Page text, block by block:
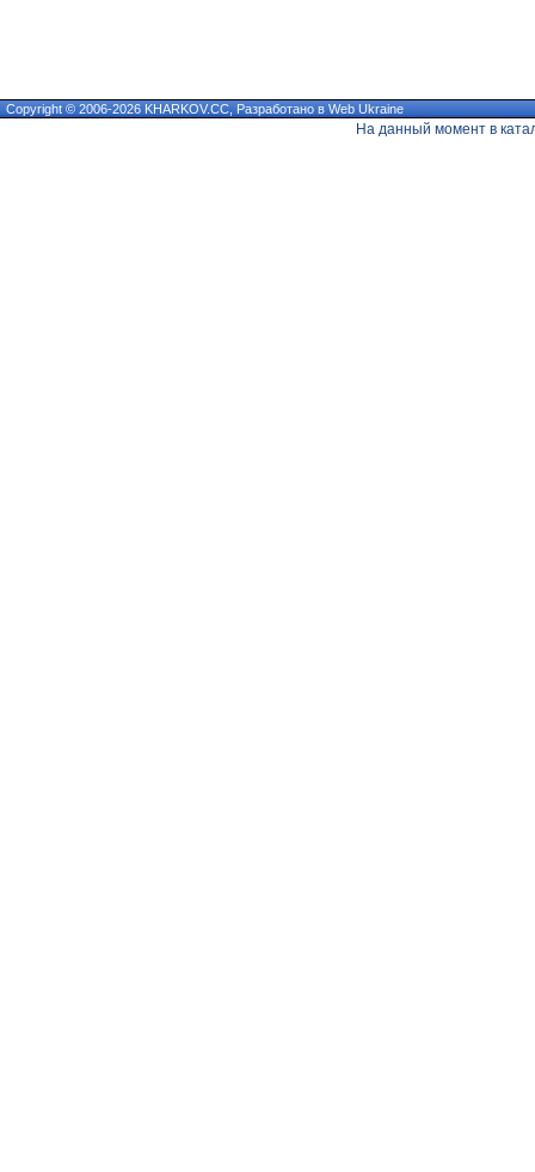
Copyright © 2006-2026 KHARKOV.CC, Разработано вWeb Ukraine
На данный момент в